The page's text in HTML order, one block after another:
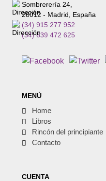
Sombrerería 24,
28012 - Madrid, España
(34) 915 277 952
(34) 639 472 625
MENÚ
Home
Libros
Rincón del principiante
Contacto
CUENTA